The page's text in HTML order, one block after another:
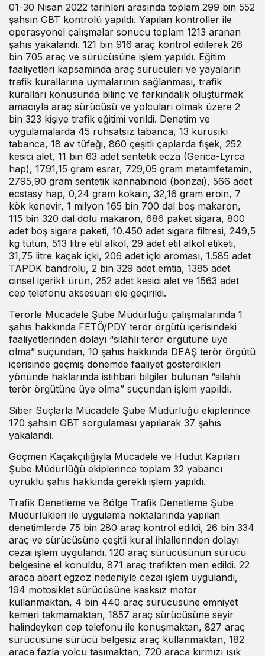
01-30 Nisan 2022 tarihleri arasında toplam 299 bin 552
şahsın GBT kontrolü yapıldı. Yapılan kontroller ile
operasyonel çalışmalar sonucu toplam 1213 aranan
şahıs yakalandı. 121 bin 916 araç kontrol edilerek 26
bin 705 araç ve sürücüsüne işlem yapıldı. Eğitim
faaliyetleri kapsamında araç sürücüleri ve yayaların
trafik kurallarına uymalarının sağlanması, trafik
kuralları konusunda bilinç ve farkındalık oluşturmak
amacıyla araç sürücüsü ve yolcuları olmak üzere 2
bin 323 kişiye trafik eğitimi verildi. Denetim ve
uygulamalarda 45 ruhsatsız tabanca, 13 kurusıkı
tabanca, 18 av tüfeği, 860 çeşitli çaplarda fişek, 252
kesici alet, 11 bin 63 adet sentetik ecza (Gerica-Lyrca
hap), 1791,15 gram esrar, 729,05 gram metamfetamin,
2795,90 gram sentetik kannabinoid (bonzai), 566 adet
ecstasy hap, 0,24 gram kokain, 32,16 gram eroin, 7
kök kenevir, 1 milyon 165 bin 700 dal boş makaron,
115 bin 320 dal dolu makaron, 686 paket sigara, 800
adet boş sigara paketi, 10.450 adet sigara filtresi, 249,5
kg tütün, 513 litre etil alkol, 29 adet etil alkol etiketi,
31,75 litre kaçak içki, 206 adet içki aroması, 1.585 adet
TAPDK bandrolü, 2 bin 329 adet emtia, 1385 adet
cinsel içerikli ürün, 252 adet kesici alet ve 1563 adet
cep telefonu aksesuarı ele geçirildi.
Terörle Mücadele Şube Müdürlüğü çalışmalarında 1
şahıs hakkında FETÖ/PDY terör örgütü içerisindeki
faaliyetlerinden dolayı “silahlı terör örgütüne üye
olma” suçundan, 10 şahıs hakkında DEAŞ terör örgütü
içerisinde geçmiş dönemde faaliyet gösterdikleri
yönünde haklarında istihbari bilgiler bulunan “silahlı
terör örgütüne üye olma” suçundan işlem yapıldı.
Siber Suçlarla Mücadele Şube Müdürlüğü ekiplerince
170 şahsın GBT sorgulaması yapılarak 37 şahıs
yakalandı.
Göçmen Kaçakçılığıyla Mücadele ve Hudut Kapıları
Şube Müdürlüğü ekiplerince toplam 32 yabancı
uyruklu şahıs hakkında gerekli işlem yapıldı.
Trafik Denetleme ve Bölge Trafik Denetleme Şube
Müdürlükleri ile uygulama noktalarında yapılan
denetimlerde 75 bin 280 araç kontrol edildi, 26 bin 334
araç ve sürücüsüne çeşitli kural ihlallerinden dolayı
cezai işlem uygulandı. 120 araç sürücüsünün sürücü
belgesine el konuldu, 871 araç trafikten men edildi. 22
araca abart egzoz nedeniyle cezai işlem uygulandı,
194 motosiklet sürücüsüne kasksız motor
kullanmaktan, 4 bin 440 araç sürücüsüne emniyet
kemeri takmamaktan, 1857 araç sürücüsüne seyir
halindeyken cep telefonu ile konuşmaktan, 827 araç
sürücüsüne sürücü belgesiz araç kullanmaktan, 182
araca fazla yolcu taşımaktan, 720 araca kırmızı ışık